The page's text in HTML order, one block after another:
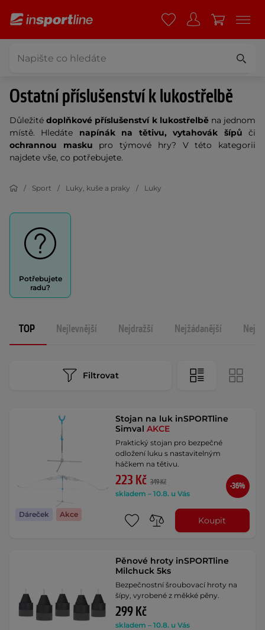
Ostatní příslušenství k lukostřelbě
Důležité doplňkové příslušenství k lukostřelběna jednom
místě. Hledáte napínák na tětivu, vytahovák šípů či
ochrannou masku pro týmové hry? V této kategorii
najdete vše, co potřebujete.
Sport Luky, kuše a praky Luky
Potřebujete
radu?
TOP Nejlevnější Nejdražší Nejžádanější
Filtrovat
Dáreček Akce
Stojan na luk inSPORTline
SimvalAKCE
Praktický stojan pro bezpečné
odložení luku s nastavitelným
háčkem na tětivu.
223 Kč 349 Kč
skladem – 10.8. u Vás
-36%
Koupit
Pěnové hroty inSPORTline
Milchuck 5ks
Bezpečnostní šroubovací hroty na
šípy, vyrobené z měkké pěny.
299 Kč
skladem – 10.8. u Vás